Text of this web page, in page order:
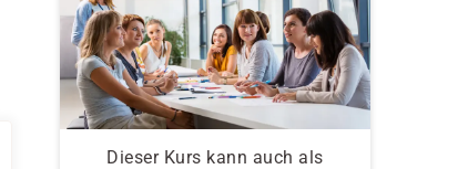
Dieser Kurs kann auch als